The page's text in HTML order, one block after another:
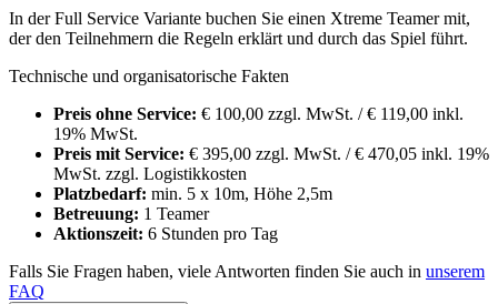
In der Full Service Variante buchen Sie einen Xtreme Teamer mit,
der den Teilnehmern die Regeln erklärt und durch das Spiel führt.
Technische und organisatorische Fakten
Preis ohne Service: € 100,00 zzgl. MwSt. / € 119,00 inkl.
19% MwSt.
Preis mit Service: € 395,00 zzgl. MwSt. / € 470,05 inkl. 19%
MwSt. zzgl. Logistikkosten
Platzbedarf: min. 5 x 10m, Höhe 2,5m
Betreuung: 1 Teamer
Aktionszeit: 6 Stunden pro Tag
Falls Sie Fragen haben, viele Antworten finden Sie auch in unserem
FAQ